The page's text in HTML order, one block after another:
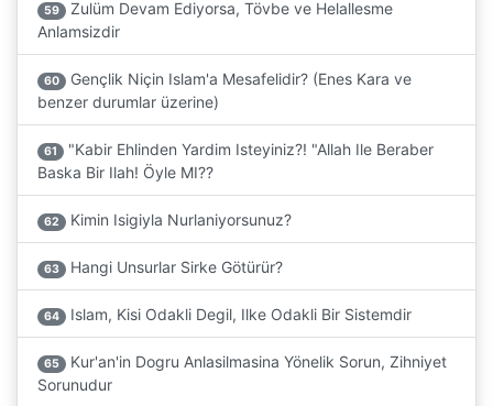
59
Zulüm Devam Ediyorsa, Tövbe ve Helallesme
Anlamsizdir
60
Gençlik Niçin Islam'a Mesafelidir? (Enes Kara ve
benzer durumlar üzerine)
61
"Kabir Ehlinden Yardim Isteyiniz?! "Allah Ile Beraber
Baska Bir Ilah! Öyle MI??
62 Kimin Isigiyla Nurlaniyorsunuz?
63 Hangi Unsurlar Sirke Götürür?
64 Islam, Kisi Odakli Degil, Ilke Odakli Bir Sistemdir
65
Kur'an'in Dogru Anlasilmasina Yönelik Sorun, Zihniyet
Sorunudur